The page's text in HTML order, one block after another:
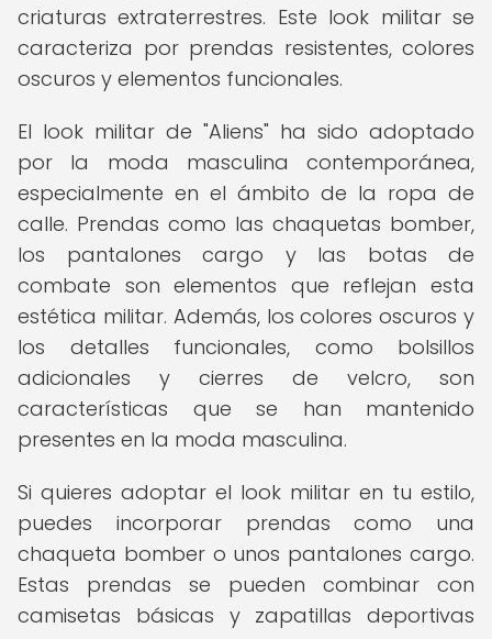
criaturas extraterrestres. Este look militar se
caracteriza por prendas resistentes, colores
oscuros y elementos funcionales.
El look militar de "Aliens" ha sido adoptado
por la moda masculina contemporánea,
especialmente en el ámbito de la ropa de
calle. Prendas como las chaquetas bomber,
los pantalones cargo y las botas de
combate son elementos que reflejan esta
estética militar. Además, los colores oscuros y
los detalles funcionales, como bolsillos
adicionales y cierres de velcro, son
características que se han mantenido
presentes en la moda masculina.
Si quieres adoptar el look militar en tu estilo,
puedes incorporar prendas como una
chaqueta bomber o unos pantalones cargo.
Estas prendas se pueden combinar con
camisetas básicas y zapatillas deportivas